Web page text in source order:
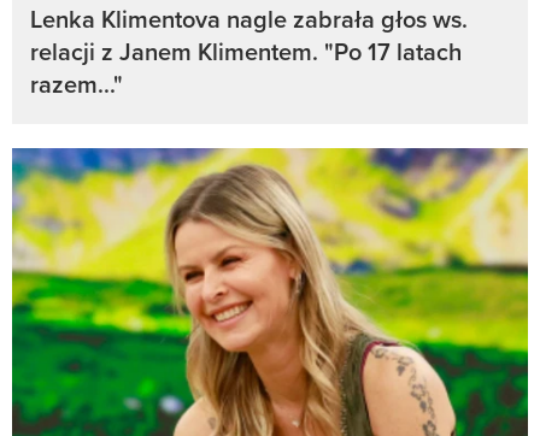
Lenka Klimentova nagle zabrała głos ws.
relacji z Janem Klimentem. "Po 17 latach
razem..."